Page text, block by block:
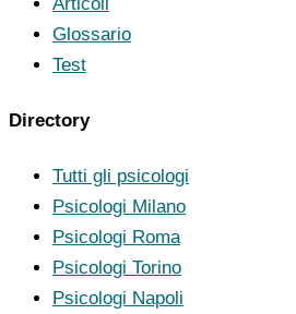
Articoli
Glossario
Test
Directory
Tutti gli psicologi
Psicologi Milano
Psicologi Roma
Psicologi Torino
Psicologi Napoli